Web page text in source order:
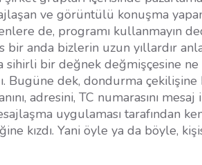
ve görüntülü konuşma yapan
de, programı kullanmayın
bir anda bizlerin uzun yıllardır
sihirli bir değnek değmişçesine
Bugüne dek, dondurma çekilişine
adresini, TC numarasını
uygulaması tarafından
kızdı. Yani öyle ya da böyle,